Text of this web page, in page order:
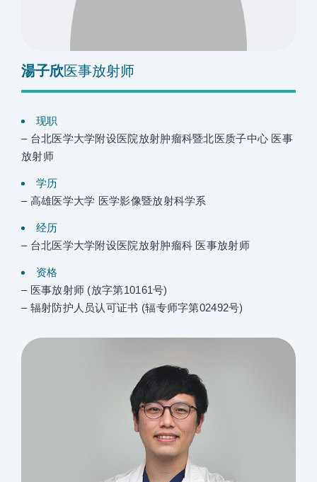
湯子欣医事放射师
现职
– 台北医学大学附设医院放射肿瘤科暨北医质子中心 医事
放射师
学历
– 高雄医学大学 医学影像暨放射科学系
经历
– 台北医学大学附设医院放射肿瘤科 医事放射师
资格
– 医事放射师 (放字第10161号)
– 辐射防护人员认可证书 (辐专师字第02492号)